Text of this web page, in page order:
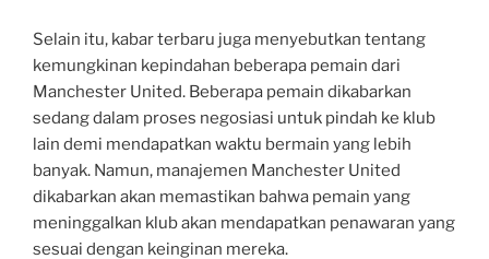
Selain itu, kabar terbaru juga menyebutkan tentang
kemungkinan kepindahan beberapa pemain dari
Manchester United. Beberapa pemain dikabarkan
sedang dalam proses negosiasi untuk pindah ke klub
lain demi mendapatkan waktu bermain yang lebih
banyak. Namun, manajemen Manchester United
dikabarkan akan memastikan bahwa pemain yang
meninggalkan klub akan mendapatkan penawaran yang
sesuai dengan keinginan mereka.